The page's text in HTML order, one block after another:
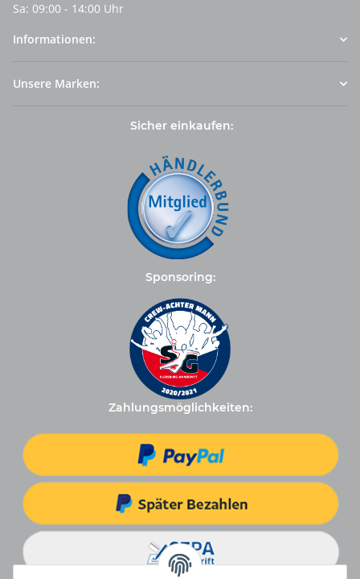
Sa: 09:00 - 14:00 Uhr
Informationen:
Unsere Marken:
Sicher einkaufen:
Sponsoring:
Zahlungsmöglichkeiten: